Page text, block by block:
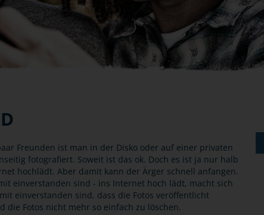
Freunden ist man in der Disko oder auf einer privaten
fotografiert. Soweit ist das ok. Doch es ist ja nur halb
hochlädt. Aber damit kann der Ärger schnell anfangen.
einverstanden sind - ins Internet hoch lädt, macht sich
einverstanden sind, dass die Fotos veröffentlicht
Fotos nicht mehr so einfach zu löschen.